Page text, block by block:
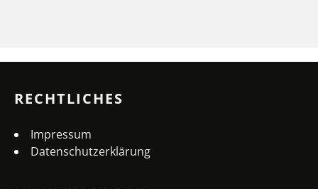
RECHTLICHES
Impressum
Datenschutzerklärung